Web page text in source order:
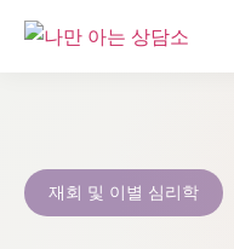
재회 및 이별 심리학